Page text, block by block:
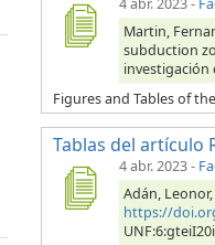
4 abr. 2023-
Martin,
subduction
investigación
Figures and Tables of
Tablas del artículo
4 abr. 2023-
Adán,
https://